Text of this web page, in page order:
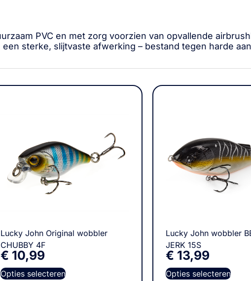
PVC en met zorg voorzien van opvallende
sterke, slijtvaste afwerking – bestand tegen harde
Lucky John Original wobbler
CHUBBY 4F
€ 10,99
Opties selecteren
Lucky John wobbler
JERK 15S
€ 13,99
Opties selecteren